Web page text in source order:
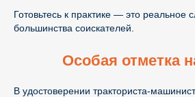
Готовьтесь к практике — это реальное
большинства соискателей.
Особая отметка
В удостоверении тракториста-